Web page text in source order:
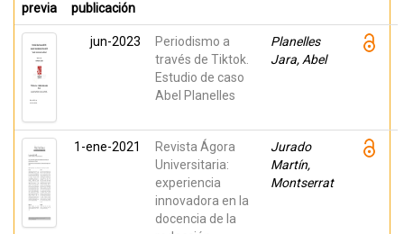
previa
publicación
jun-2023
Periodismo a
través de Tiktok.
Estudio de caso
Abel Planelles
Planelles
Jara, Abel
1-ene-2021
Revista Ágora
Universitaria:
experiencia
innovadora en la
docencia de la
Jurado
Martín,
Montserrat